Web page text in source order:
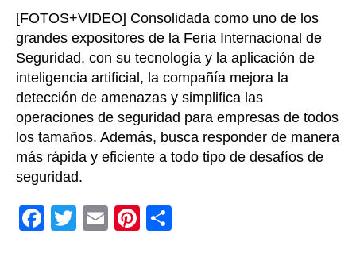
[FOTOS+VIDEO] Consolidada como uno de los
grandes expositores de la Feria Internacional de
Seguridad, con su tecnología y la aplicación de
inteligencia artificial, la compañía mejora la
detección de amenazas y simplifica las
operaciones de seguridad para empresas de todos
los tamaños. Además, busca responder de manera
más rápida y eficiente a todo tipo de desafíos de
seguridad.
F
T
E
Pi